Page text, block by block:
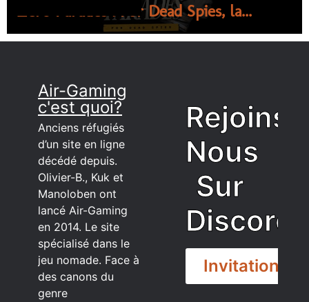
Zero Parades : For Dead Spies, la...
Air-Gaming
c'est quoi?
Anciens réfugiés
d’un site en ligne
décédé depuis.
Olivier-B., Kuk et
Manoloben ont
lancé Air-Gaming
en 2014. Le site
spécialisé dans le
jeu nomade. Face à
des canons du
genre
Rejoins
Nous
Sur
Discord
Invitation